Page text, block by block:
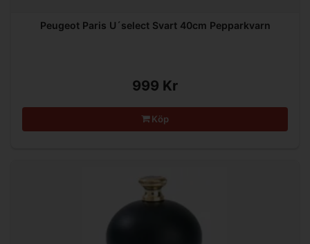
Peugeot Paris U´select Svart 40cm Pepparkvarn
999 Kr
Köp